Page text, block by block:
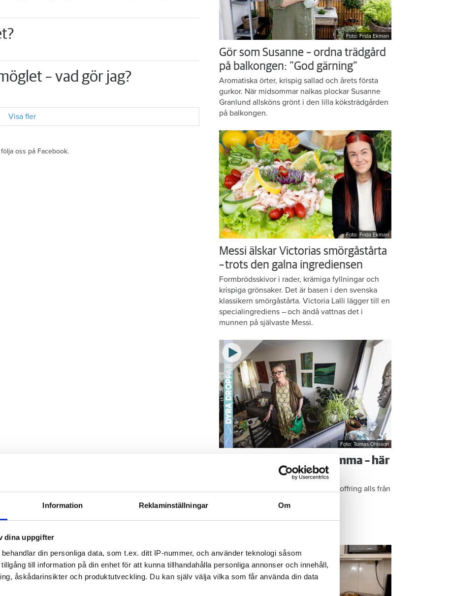
Information Reklaminställningar Om
dina uppgifter
behandlar din personliga data, som t.ex. ditt IP-nummer, och använder teknologi såsom
till information på din enhet för att kunna tillhandahålla personliga annonser och innehåll,
åskådarinsikter och produktutveckling. Du kan själv välja vilka som får använda din data
– vad gör jag?
Visa fler
oss på Facebook.
svar på juridiska bostadsfrågor.
Foto: Frida Ekman
Gör som Susanne – ordna trädgård
på balkongen: ”God gärning”
Aromatiska örter, krispig sallad och årets första
gurkor. När midsommar nalkas plockar Susanne
Granlund allsköns grönt i den lilla köksträdgården
på balkongen.
Foto: Frida Ekman
Messi älskar Victorias smörgåstårta
– trots den galna ingrediensen
Formbrödsskivor i rader, krämiga fyllningar och
krispiga grönsaker. Det är basen i den svenska
klassikern smörgåstårta. Victoria Lalli lägger till en
specialingrediens – och ändå vattnas det i
munnen på självaste Messi.
Foto: Tomas Ohlsson
Så sparar du vatten hemma – här
är Kristins bästa tips
Knepen är enkla: ”Det är ingen uppoffring alls från